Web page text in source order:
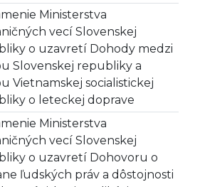
Ministerstva
vecí Slovenskej
o uzavretí Dohody medzi
Slovenskej republiky a
Vietnamskej socialistickej
o leteckej doprave
Ministerstva
vecí Slovenskej
o uzavretí Dohovoru o
ľudských práv a dôstojnosti